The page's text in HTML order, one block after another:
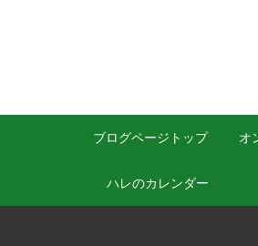
ブログページトップ オ
ハレのカレンダー